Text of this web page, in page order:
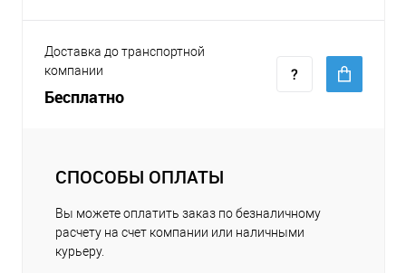
Доставка до транспортной
компании
Бесплатно
СПОСОБЫ ОПЛАТЫ
Вы можете оплатить заказ по безналичному
расчету на счет компании или наличными
курьеру.